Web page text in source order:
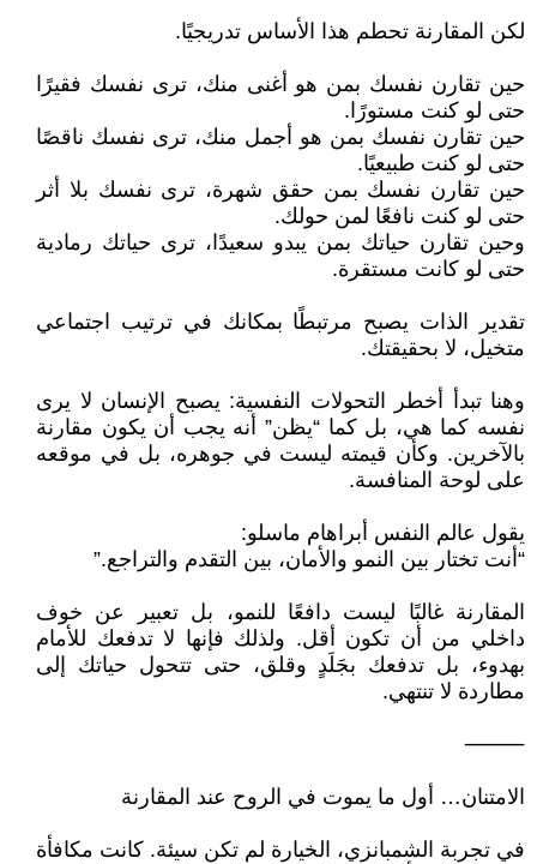
لكن المقارنة تحطم هذا الأساس تدريجيًا.
حين تقارن نفسك بمن هو أغنى منك، ترى نفسك فقيرًا
حتى لو كنت مستورًا.
حين تقارن نفسك بمن هو أجمل منك، ترى نفسك ناقصًا
حتى لو كنت طبيعيًا.
حين تقارن نفسك بمن حقق شهرة، ترى نفسك بلا أثر
حتى لو كنت نافعًا لمن حولك.
وحين تقارن حياتك بمن يبدو سعيدًا، ترى حياتك رمادية
حتى لو كانت مستقرة.
تقدير الذات يصبح مرتبطًا بمكانك في ترتيب اجتماعي
متخيل، لا بحقيقتك.
وهنا تبدأ أخطر التحولات النفسية: يصبح الإنسان لا يرى
نفسه كما هي، بل كما “يظن” أنه يجب أن يكون مقارنة
بالآخرين. وكأن قيمته ليست في جوهره، بل في موقعه
على لوحة المنافسة.
يقول عالم النفس أبراهام ماسلو:
“أنت تختار بين النمو والأمان، بين التقدم والتراجع.”
المقارنة غالبًا ليست دافعًا للنمو، بل تعبير عن خوف
داخلي من أن تكون أقل. ولذلك فإنها لا تدفعك للأمام
بهدوء، بل تدفعك بجَلَدٍ وقلق، حتى تتحول حياتك إلى
مطاردة لا تنتهي.
⸻
الامتنان… أول ما يموت في الروح عند المقارنة
في تجربة الشمبانزي، الخيارة لم تكن سيئة. كانت مكافأة